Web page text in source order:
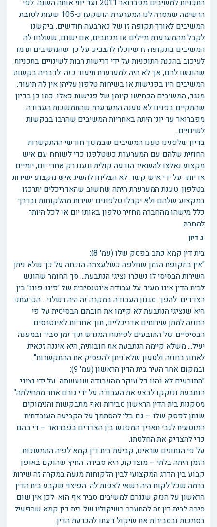
התכניות למשיבים מפברואר 2011 ועד יוני אותה השנה. לפי
הרשימה שמסרה לנו המערערת הושקעו כ-105 שעות לטובת
המשיבים לאורך תקופה זו של כארבעה חודשים. ביקשנו
לקבל מהמערערת מיילים או מכתבים, אם ישנם, ששלחו לה
המשיבים בתקופה זו שיוכלו להצביע על כך שהמשיבים תרמו
לעיכוב בהכנת התוכניות על ידי דרישות רבות לשינויים בתכניות
שהוגשו להם, אך לא היה למערערת תיעוד כזה. לדבריה בקשות
המשיבים היו בפגישות או בשיחות טלפון עליהן אין לה תיעוד.
מנגד, המשיבים הכחישו קיומן של פגישות כאלו. כמו כן בדיון
שהתקיים בפנינו לא טענה המערערת שהתמשכות העבודה
מפברואר עד יוני היתה באחריות המשיבים שהרבו בבקשות
לשינויים.
בדיון שלפנינו טענו המשיבים שבמשך חודשי ההתקשרות
החוזית שלהם עם המערערת כשטלפנו כדי לשוחח עם איש
מקצוע נאלצו להשאיר הודעה קולית ונענו רק אחרי יום, יומיים
או יותר על ידי איש קשר. לא הצליחו להשיג איש מקצוע ישירות
בטלפון. טענת המערערת היתה שחשוב שהאדריכלים יתרכזו
במקצוע שלהם ולא יקבלו טלפונים ישירות מהלקוחות ובדרך
כלל מישהו מהחברה מחזיר טלפון באותו יום או לכל היותר
למחרת.
ג. דיון
בית דין קמא כתב בפסק שלו (עמ' 8):
"אין בתקופת הזמן שחלפה כשלעצמה הוכחה על כך שלא ניתן
השירות הבסיסי לו נשכרו נציגי הנתבעת... סך החומר שהוגש
לבית הדין אינו מעיד על עבודה אינטנסיבית של 'פינג פונג' בין
הצדדים. להפך. סגנון העבודה במקרה זה היה רשלני... הכרעתנו
היא שנציגי הנתבעת לא קיימו את חובתם הבסיסית על פי
החוזה למתן שירותים אדריכליים, תוך אחריות לאינטרסים
הבסיסיים של התובעים לפיתוח המגרש תוך זמן סביר ובמענה
יעיל... משלא קיימה הנתבעת את חובותיה, היא איננה זכאית
לאחוז בחוזה ולטעון שלא ניתן להפסיק את ההתקשרות".
ובמקום אחר העיר בית הדין הראשון (עמ' 9):
"התובעים לא נהנו כל עיקר מהעבודה שנעשתה על ידי נציגי
הנתבעת ונזקקו לבצע את העבודה על ידי גורם אחר מתחילתה".
מסקנות בית הדין הראשון סבירות ואף מתבקשות והנימוקים
שנתן לפסק שלו – גם בלי להסתמך על הקביעה העובדתית
המוטעית לגבי תאריך המפגש בין הצדדים בפברואר – די בהם
כדי להצדיק את החלטתו.
על פי הנתונים שראינו, קביעת בית דין קמא לפיה התמשכות
הזמן היתה בלתי – מוצדקת, היא סבירה. החיץ שהוקם באופן
קבוע בין הדרג המקצועי לבין הלקוחות מנעה במקרה זה שירות
ברמה שכל לקוח היה רשאי לצפות לה. הפיצוי שקבע בית הדין
הראשון על הנזק שנגרם למשיבים סביר אף הוא. לכן אין שום
סיבה לבית דין זה להתערב בשיקוליו של בית דין קמא שהפעיל
בסמכות ובסבירות את שיקול דעתו להכרעת הדין.